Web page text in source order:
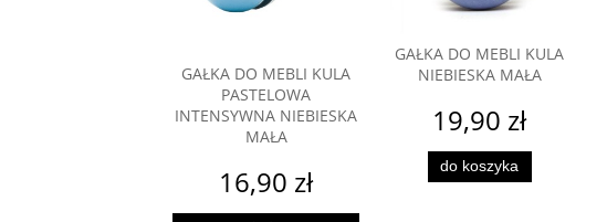
GAŁKA DO MEBLI KULA
PASTELOWA
INTENSYWNA NIEBIESKA
MAŁA
16,90 zł
GAŁKA DO MEBLI KULA
NIEBIESKA MAŁA
19,90 zł
do koszyka